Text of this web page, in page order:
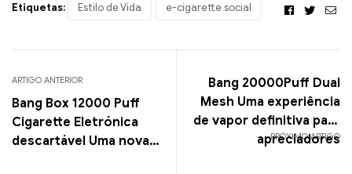
Etiquetas: Estilo de Vida e-cigarette social FacebookTwitter
ARTIGO ANTERIOR
Bang Box 12000 Puff
Cigarette Eletrónica
descartável Uma nova
PRÓXIMO ARTIGO
Bang 20000Puff Dual
Mesh Uma experiência
de vapor definitiva para
apreciadores